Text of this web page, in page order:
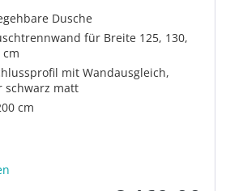
Dusche
für Breite 125, 130,
cm
mit Wandausgleich,
schwarz matt
cm